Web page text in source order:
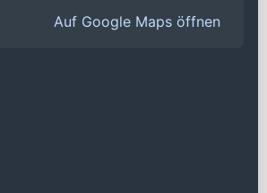
Auf Google Maps öffnen